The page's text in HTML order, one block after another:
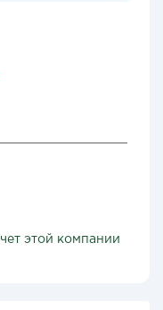
этой компании